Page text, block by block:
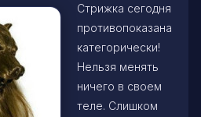
Стрижка сегодня
противопоказана
категорически!
Нельзя менять
ничего в своем
теле. Слишком